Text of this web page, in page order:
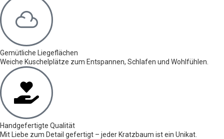
Gemütliche Liegeflächen
Weiche Kuschelplätze zum Entspannen, Schlafen und Wohlfühlen.
Handgefertigte Qualität
Mit Liebe zum Detail gefertigt – jeder Kratzbaum ist ein Unikat.